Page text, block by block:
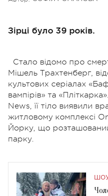
Зірці було 39 років.
Стало відомо про
Мішель Трахтенберг,
культових серіалах
вампірів» та
News, її тіло виявили
житловому комплексі
Йорку, що
парку.